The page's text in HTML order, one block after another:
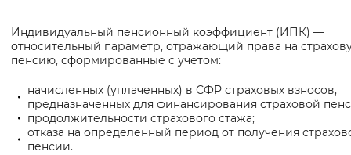
Монохромный Инверсивный
Изображения
Основная
информация
Индивидуальный пенсионный коэффициент (ИПК) —
относительный параметр, отражающий права на
пенсию, сформированные с учетом:
начисленных (уплаченных) в СФР страховых взносов,
предназначенных для финансирования страховой
продолжительности страхового стажа;
отказа на определенный период от получения
пенсии.